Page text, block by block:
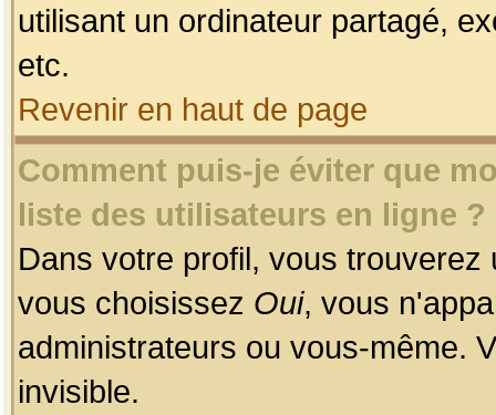
utilisant un ordinateur partagé,
etc.
Revenir en haut de page
Comment puis-je éviter que
liste des utilisateurs en ligne ?
Dans votre profil, vous
vous choisissez Oui, vous
administrateurs ou vous-même.
invisible.